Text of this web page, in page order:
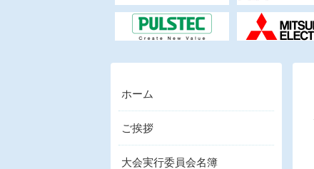
ホーム
ご挨拶
大会実行委員会名簿